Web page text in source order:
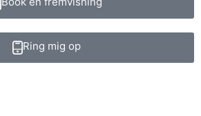
Ring mig op